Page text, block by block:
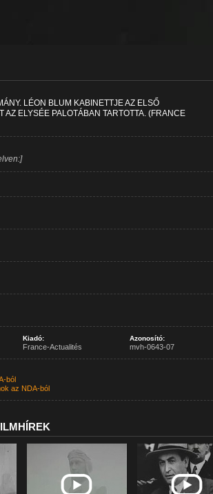
LÉON BLUM KABINETTJE AZ ELSŐ
AZ ELYSÉE PALOTÁBAN TARTOTTA. (FRANCE
Kiadó:
France-Actualités
Azonosító:
mvh-0643-07
ból
az NDA-ból